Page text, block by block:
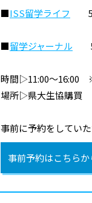
■ISS留学ライフ 5/
■留学ジャーナル 5/
時間▷11:00～16:00
場所▷県大生協購買
事前に予約をしてい
事前予約はこちらか